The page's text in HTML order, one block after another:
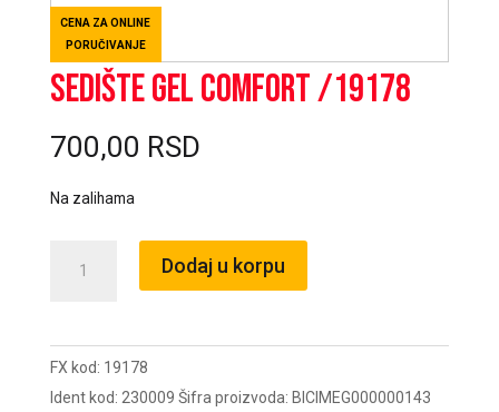
CENA ZA ONLINE
PORUČIVANJE
Sedište GEL COMFORT /19178
700,00 RSD
Na zalihama
/19178
količina
Dodaj u korpu
FX kod: 19178
Ident kod: 230009 Šifra proizvoda: BICIMEG000000143